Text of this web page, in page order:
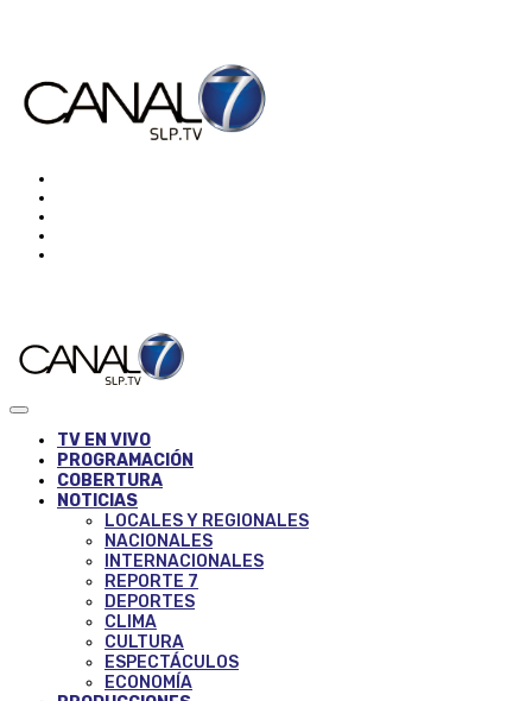
TV EN VIVO
PROGRAMACIÓN
COBERTURA
NOTICIAS
LOCALES Y REGIONALES
NACIONALES
INTERNACIONALES
REPORTE 7
DEPORTES
CLIMA
CULTURA
ESPECTÁCULOS
ECONOMÍA